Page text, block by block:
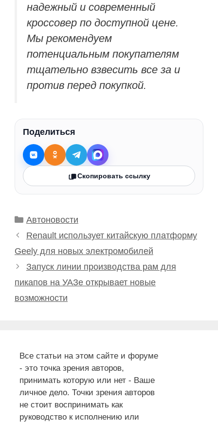
надежный и современный
кроссовер по доступной цене.
Мы рекомендуем
потенциальным покупателям
тщательно взвесить все за и
против перед покупкой.
Поделиться
Скопировать ссылку
Рубрики
Автоновости
Renault использует китайскую платформу
Geely для новых электромобилей
Запуск линии производства рам для
пикапов на УАЗе открывает новые
возможности
Все статьи на этом сайте и форуме
- это точка зрения авторов,
принимать которую или нет - Ваше
личное дело. Точки зрения авторов
не стоит воспринимать как
руководство к исполнению или